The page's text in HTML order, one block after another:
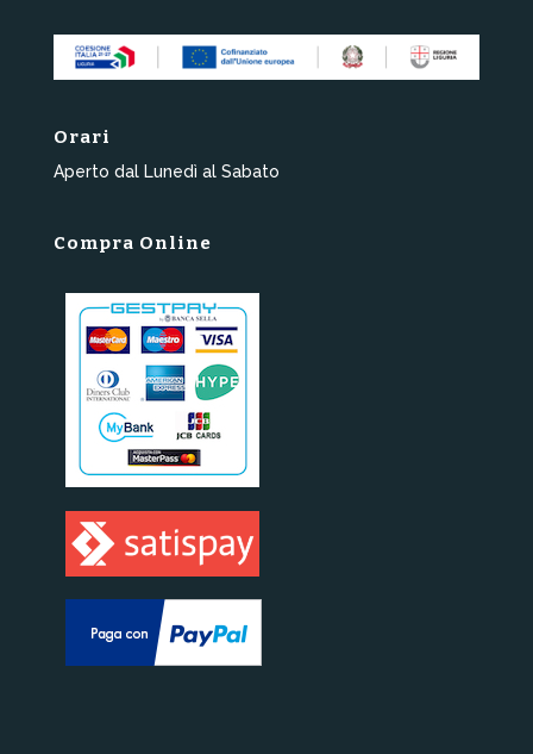
Orari
Aperto dal Lunedì al Sabato
Compra Online